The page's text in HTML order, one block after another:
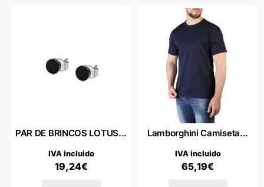
PAR DE BRINCOS LOTUS...
19,24€
IVA incluido
Lamborghini Camiseta...
65,19€
IVA incluido